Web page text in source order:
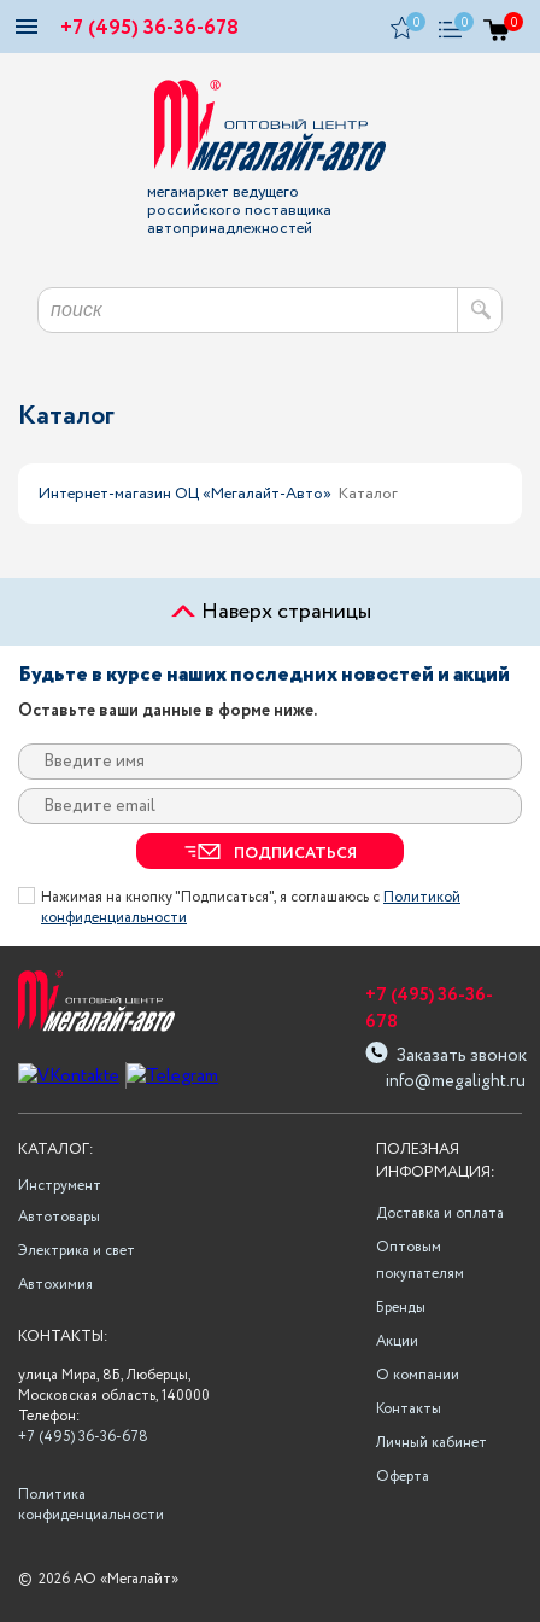
+7 (495) 36-36-678 0 0 0
мегамаркет ведущего
российского поставщика
автопринадлежностей
Каталог
Интернет-магазин ОЦ «Мегалайт-Авто» Каталог
Наверх страницы
Будьте в курсе наших последних новостей и акций
Оставьте ваши данные в форме ниже.
ПОДПИСАТЬСЯ
Нажимая на кнопку "Подписаться", я соглашаюсь сПолитикой
конфиденциальности
info@megalight.ru
+7 (495) 36-36-
678
Заказать звонок
ПОЛЕЗНАЯ
ИНФОРМАЦИЯ:
Доставка и оплата
Оптовым
покупателям
Бренды
Акции
О компании
Контакты
Личный кабинет
Оферта
КАТАЛОГ:
Инструмент
Автотовары
Электрика и свет
Автохимия
КОНТАКТЫ:
улица Мира, 8Б, Люберцы,
Московская область, 140000
Телефон:
+7 (495) 36-36-678
Политика
конфиденциальности
© 2026 АО «Мегалайт»